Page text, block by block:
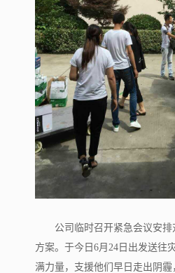
公司临时召开紧急会议安
方案。于今日6月24日出发送往
满力量，支援他们早日走出阴霾